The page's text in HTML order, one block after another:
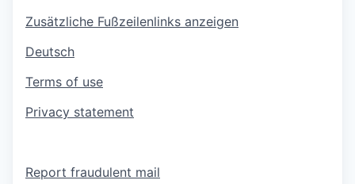
Zusätzliche Fußzeilenlinks anzeigen
Deutsch
Terms of use
Privacy statement
Report fraudulent mail